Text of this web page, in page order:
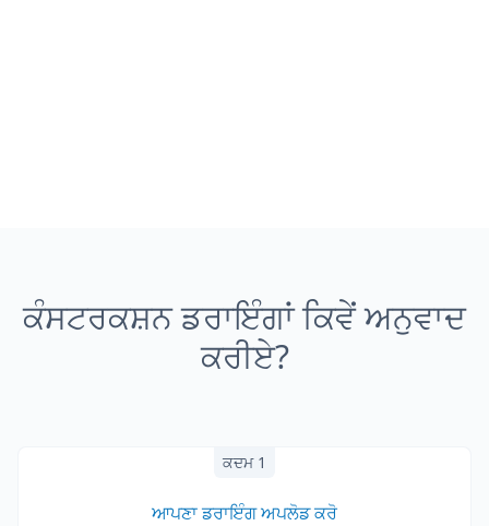
ਕੰਸਟਰਕਸ਼ਨ ਡਰਾਇੰਗਾਂ ਕਿਵੇਂ ਅਨੁਵਾਦ
ਕਰੀਏ?
ਕਦਮ 1
ਆਪਣਾ ਡਰਾਇੰਗ ਅਪਲੋਡ ਕਰੋ